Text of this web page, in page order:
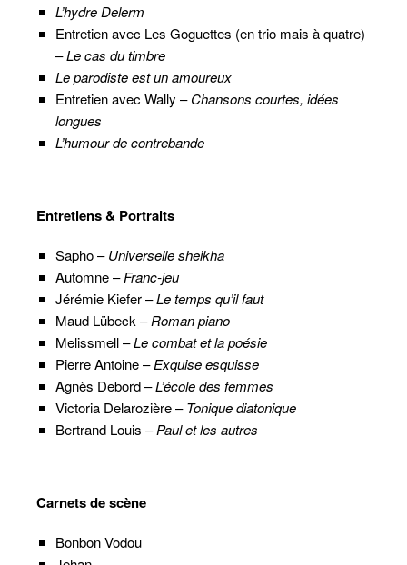
L’hydre Delerm
Entretien avec Les Goguettes (en trio mais à quatre)
–Le cas du timbre
Le parodiste est un amoureux
Entretien avec Wally –Chansons courtes, idées
longues
L’humour de contrebande
Entretiens & Portraits
Sapho –Universelle sheikha
Automne –Franc-jeu
Jérémie Kiefer –Le temps qu’il faut
Maud Lübeck –Roman piano
Melissmell –Le combat et la poésie
Pierre Antoine –Exquise esquisse
Agnès Debord –L’école des femmes
Victoria Delarozière –Tonique diatonique
Bertrand Louis –Paul et les autres
Carnets de scène
Bonbon Vodou